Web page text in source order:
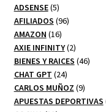
ADSENSE 55
productos
AFILIADOS 9696
AMAZON 1616
productos
AXIE INFINITY 22
productos
BIENES Y RAICES 4646
CHAT GPT 2424
productos
CARLOS MUÑOZ 99
APUESTAS DEPORTIVAS